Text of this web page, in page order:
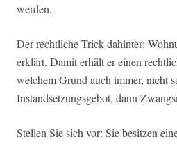
werden.
Der rechtliche Trick dahinter:
erklärt. Damit erhält er einen
welchem Grund auch immer, nicht
Instandsetzungsgebot, dann
Stellen Sie sich vor: Sie besitzen